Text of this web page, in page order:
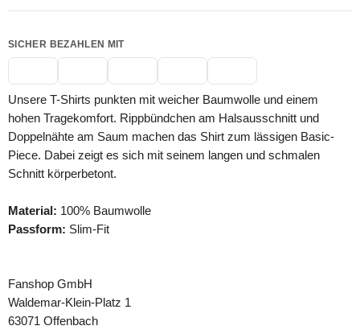
SICHER BEZAHLEN MIT
Unsere T-Shirts punkten mit weicher Baumwolle und einem
hohen Tragekomfort. Rippbündchen am Halsausschnitt und
Doppelnähte am Saum machen das Shirt zum lässigen Basic-
Piece. Dabei zeigt es sich mit seinem langen und schmalen
Schnitt körperbetont.
Material: 100% Baumwolle
Passform: Slim-Fit
Fanshop GmbH
Waldemar-Klein-Platz 1
63071 Offenbach